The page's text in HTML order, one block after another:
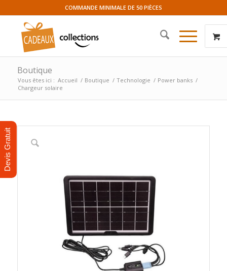
COMMANDE MINIMALE DE 50 PIÈCES
Boutique
Vous êtes ici : Accueil / Boutique / Technologie / Power banks /
Chargeur solaire
Devis Gratuit